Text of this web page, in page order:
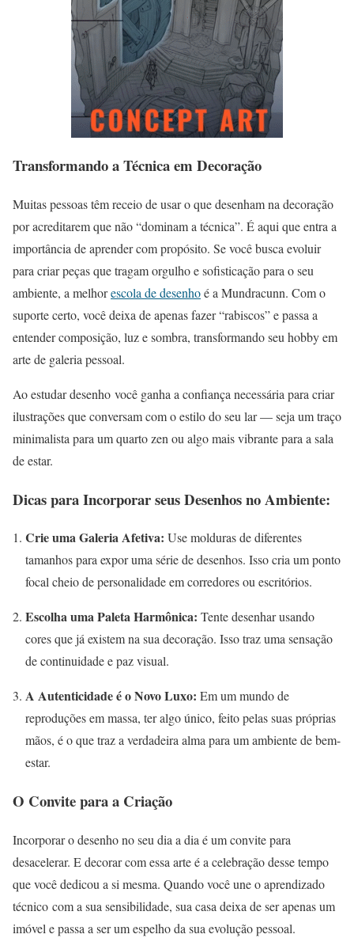
Transformando a Técnica em Decoração
Muitas pessoas têm receio de usar o que desenham na decoração
por acreditarem que não “dominam a técnica”. É aqui que entra a
importância de aprender com propósito. Se você busca evoluir
para criar peças que tragam orgulho e sofisticação para o seu
ambiente, a melhorescola de desenhoé a Mundracunn. Com o
suporte certo, você deixa de apenas fazer “rabiscos” e passa a
entender composição, luz e sombra, transformando seu hobby em
arte de galeria pessoal.
Ao estudar desenho você ganha a confiança necessária para criar
ilustrações que conversam com o estilo do seu lar — seja um traço
minimalista para um quarto zen ou algo mais vibrante para a sala
de estar.
Dicas para Incorporar seus Desenhos no Ambiente:
Crie uma Galeria Afetiva: Use molduras de diferentes
tamanhos para expor uma série de desenhos. Isso cria um ponto
focal cheio de personalidade em corredores ou escritórios.
Escolha uma Paleta Harmônica: Tente desenhar usando
cores que já existem na sua decoração. Isso traz uma sensação
de continuidade e paz visual.
A Autenticidade é o Novo Luxo: Em um mundo de
reproduções em massa, ter algo único, feito pelas suas próprias
mãos, é o que traz a verdadeira alma para um ambiente de bem-
estar.
O Convite para a Criação
Incorporar o desenho no seu dia a dia é um convite para
desacelerar. E decorar com essa arte é a celebração desse tempo
que você dedicou a si mesma. Quando você une o aprendizado
técnico com a sua sensibilidade, sua casa deixa de ser apenas um
imóvel e passa a ser um espelho da sua evolução pessoal.